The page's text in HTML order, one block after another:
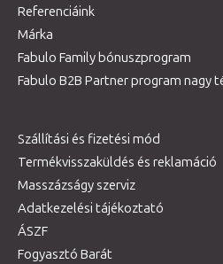
Referenciáink
Márka
Fabulo Family bónuszprogram
Fabulo B2B Partner program nagy
Szállítási és fizetési mód
Termékvisszaküldés és reklamáció
Masszázságy szerviz
Adatkezelési tájékoztató
ÁSZF
Fogyasztó Barát